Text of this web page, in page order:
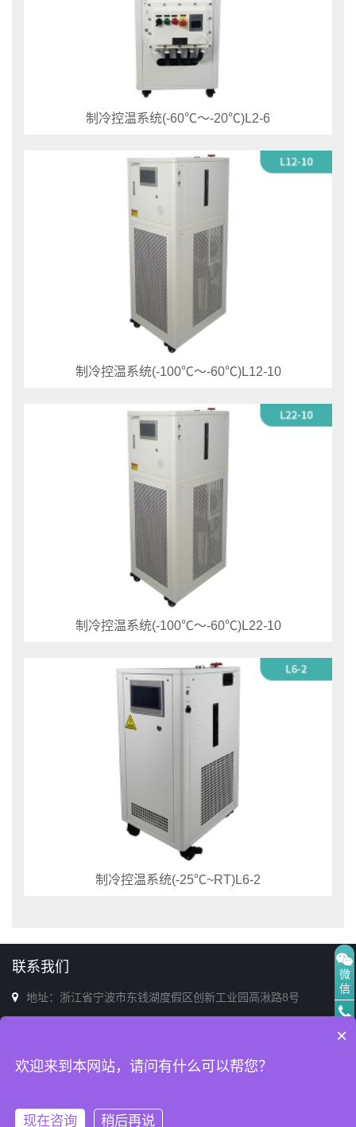
制冷控温系统(-60℃～-20℃)L2-6
制冷控温系统(-100℃～-60℃)L12-10
制冷控温系统(-100℃～-60℃)L22-10
制冷控温系统(-25℃~RT)L6-2
联系我们
地址：浙江省宁波市东钱湖度假区创新工业园高湫路8号
信与信息服务业务经营许可证》网站地图
微
信
话
×
欢迎来到本网站，请问有什么可以帮您？
现在咨询 稍后再说